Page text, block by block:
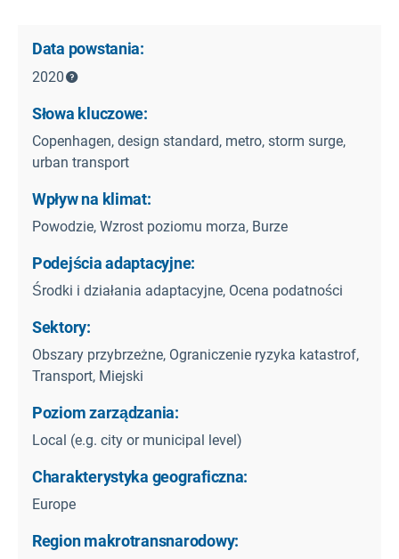
Data powstania:
2020
Słowa kluczowe:
Copenhagen, design standard, metro, storm surge,
urban transport
Wpływ na klimat:
Powodzie, Wzrost poziomu morza, Burze
Podejścia adaptacyjne:
Środki i działania adaptacyjne, Ocena podatności
Sektory:
Obszary przybrzeżne, Ograniczenie ryzyka katastrof,
Transport, Miejski
Poziom zarządzania:
Local (e.g. city or municipal level)
Charakterystyka geograficzna:
Europe
Region makrotransnarodowy: